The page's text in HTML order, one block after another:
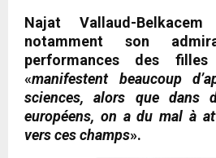
Najat Vallaud-
notamment son
performances des
«manifestent beaucoup
sciences, alors que dans
européens, on a du mal à
vers ces champs».